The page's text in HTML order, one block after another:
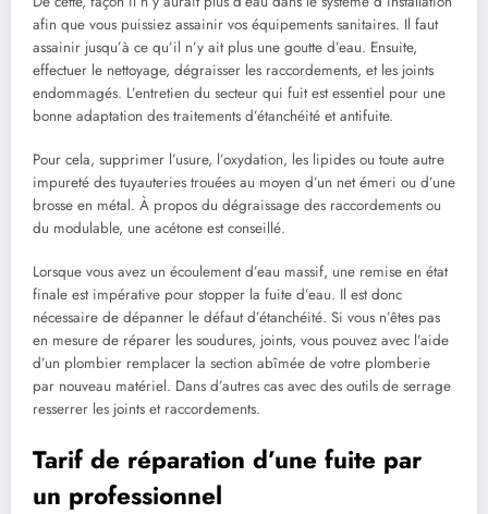
afin que vous puissiez assainir vos équipements sanitaires. Il faut
assainir jusqu’à ce qu’il n’y ait plus une goutte d’eau. Ensuite,
effectuer le nettoyage, dégraisser les raccordements, et les joints
endommagés. L’entretien du secteur qui fuit est essentiel pour une
bonne adaptation des traitements d’étanchéité et antifuite.
Pour cela, supprimer l’usure, l’oxydation, les lipides ou toute autre
impureté des tuyauteries trouées au moyen d’un net émeri ou d’une
brosse en métal. À propos du dégraissage des raccordements ou
du modulable, une acétone est conseillé.
Lorsque vous avez un écoulement d’eau massif, une remise en état
finale est impérative pour stopper la fuite d’eau. Il est donc
nécessaire de dépanner le défaut d’étanchéité. Si vous n’êtes pas
en mesure de réparer les soudures, joints, vous pouvez avec l’aide
d’un plombier remplacer la section abîmée de votre plomberie
par nouveau matériel. Dans d’autres cas avec des outils de serrage
resserrer les joints et raccordements.
Tarif de réparation d’une fuite par
un professionnel